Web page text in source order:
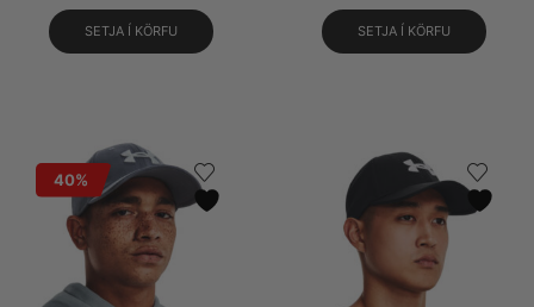
SETJA Í KÖRFU SETJA Í KÖRFU
40%